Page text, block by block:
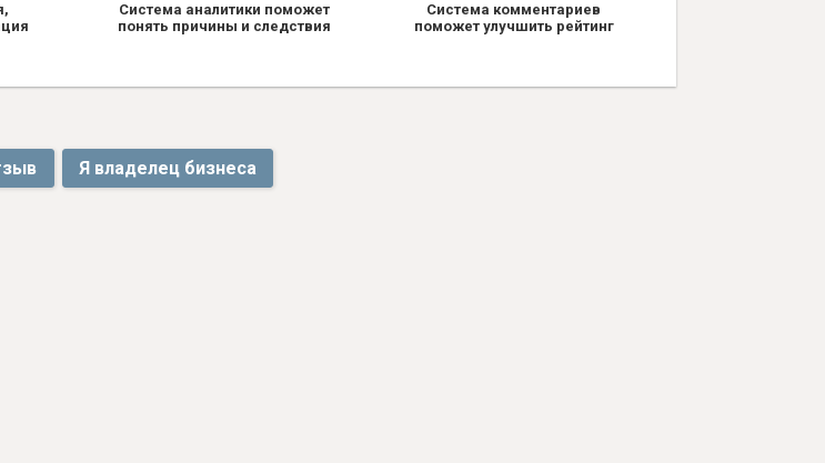
Система аналитики поможет
понять причины и следствия
Система комментариев
поможет улучшить рейтинг
Я владелец бизнеса